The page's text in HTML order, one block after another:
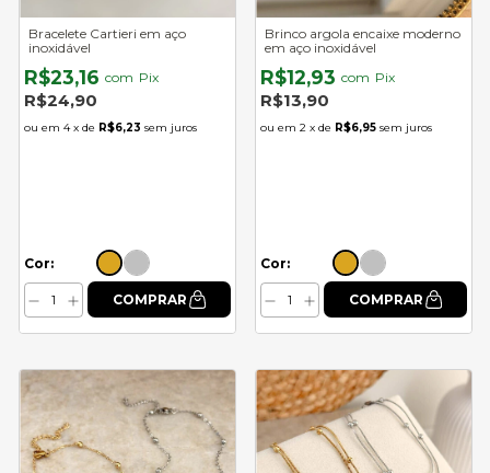
Bracelete Cartieri em aço
inoxidável
R$23,16 com Pix
R$24,90
4 x de R$6,23 sem juros
Cor:
Brinco argola encaixe moderno
em aço inoxidável
R$12,93 com Pix
R$13,90
2 x de R$6,95 sem juros
Cor: